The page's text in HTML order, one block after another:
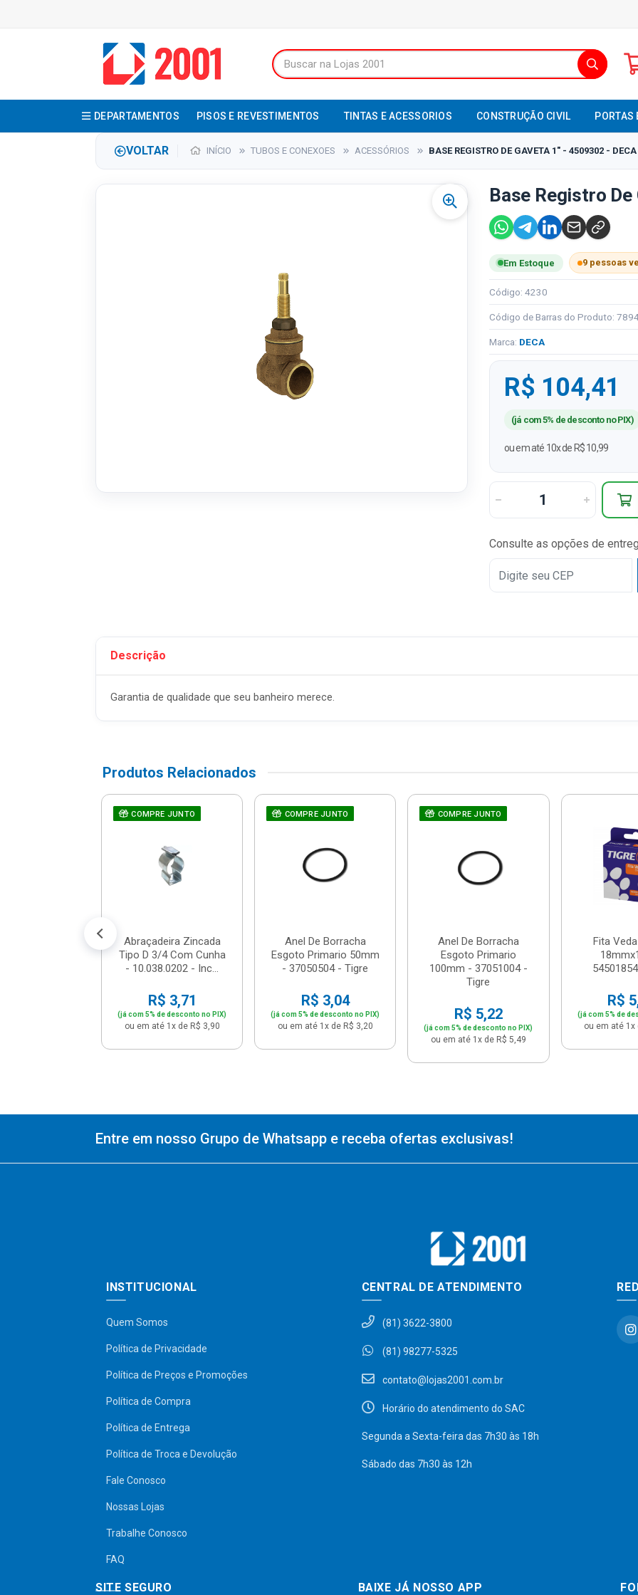
DEPARTAMENTOS PISOS E REVESTIMENTOS TINTAS E ACESSORIOS CONSTRUÇÃO CIVIL PORTAS
VOLTAR INÍCIO TUBOS E CONEXOES ACESSÓRIOS BASE REGISTRO DE GAVETA 1" - 4509302 - DECA
Base Registro
Em Estoque 9 pessoas
Código: 4230
Código de Barras do Produto:
Marca: DECA
R$ 104,41
(já com 5% de desconto no PIX)
ou em até 10x de R$ 10,99
Consulte as opções de
Descrição
Garantia de qualidade que seu banheiro merece.
Produtos Relacionados
COMPRE JUNTO
Abraçadeira Zincada
Tipo D 3/4 Com Cunha
- 10.038.0202 - Inc...
R$ 3,71
(já com 5% de desconto no PIX)
ou em até 1x de R$ 3,90
COMPRE JUNTO
Anel De Borracha
Esgoto Primario 50mm
- 37050504 - Tigre
R$ 3,04
(já com 5% de desconto no PIX)
ou em até 1x de R$ 3,20
COMPRE JUNTO
Anel De Borracha
Esgoto Primario
100mm - 37051004 -
Tigre
R$ 5,22
(já com 5% de desconto no PIX)
ou em até 1x de R$ 5,49
Fita
R$
(já com 5% de
ou em até 1x
Entre em nosso Grupo de Whatsapp e receba ofertas exclusivas!
INSTITUCIONAL
Quem Somos
Política de Privacidade
Política de Preços e Promoções
Política de Compra
Política de Entrega
Política de Troca e Devolução
Fale Conosco
Nossas Lojas
Trabalhe Conosco
FAQ
CENTRAL DE ATENDIMENTO
(81) 3622-3800
(81) 98277-5325
contato@lojas2001.com.br
Horário do atendimento do SAC
Segunda a Sexta-feira das 7h30 às 18h
Sábado das 7h30 às 12h
SITE SEGURO BAIXE JÁ NOSSO APP